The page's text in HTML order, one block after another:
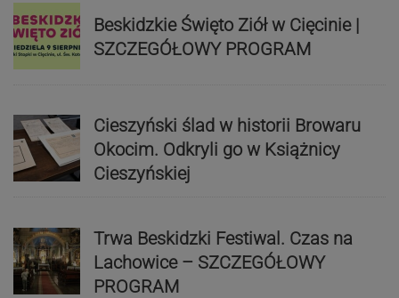
Beskidzkie Święto Ziół w Cięcinie |
SZCZEGÓŁOWY PROGRAM
Cieszyński ślad w historii Browaru
Okocim. Odkryli go w Książnicy
Cieszyńskiej
Trwa Beskidzki Festiwal. Czas na
Lachowice – SZCZEGÓŁOWY
PROGRAM